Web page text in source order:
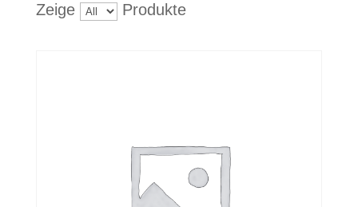
Zeige Produkte